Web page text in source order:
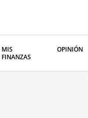
MIS
FINANZAS
OPINIÓN